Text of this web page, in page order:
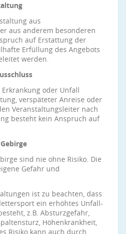
aus
aus anderem besonderen
auf Erstattung der
Erfüllung des Angebots
werden.
oder Unfall
verspäteter Anreise oder
Veranstaltungsleiter nach
besteht kein Anspruch auf
sind nie ohne Risiko. Die
Gefahr und
ist zu beachten, dass
ein erhöhtes Unfall-
z.B. Absturzgefahr,
Höhenkrankheit,
Risiko kann auch durch